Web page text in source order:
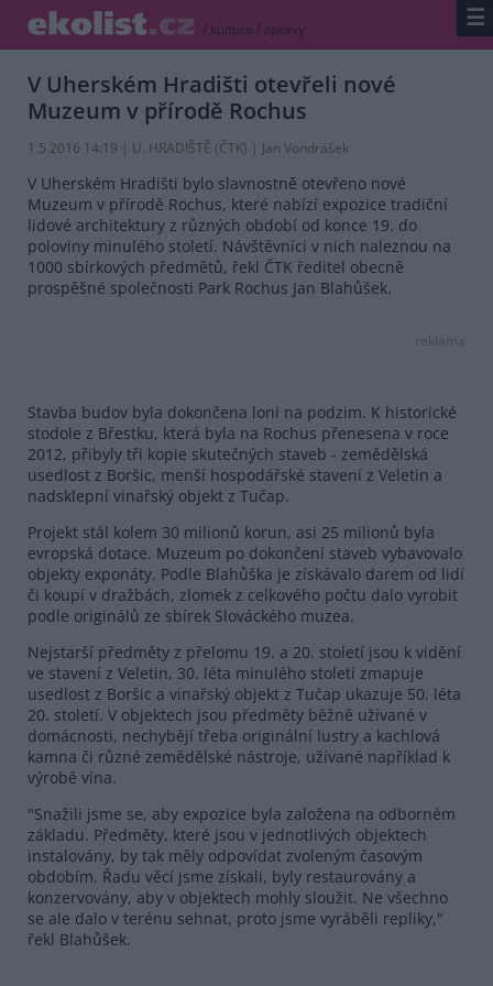
/ kultura / zprávy ☰
V Uherském Hradišti otevřeli nové
Muzeum v přírodě Rochus
1.5.2016 14:19 | U. HRADIŠTĚ (ČTK) | Jan Vondrášek
V Uherském Hradišti bylo slavnostně otevřeno nové
Muzeum v přírodě Rochus, které nabízí expozice tradiční
lidové architektury z různých období od konce 19. do
poloviny minulého století. Návštěvníci v nich naleznou na
1000 sbírkových předmětů, řekl ČTK ředitel obecně
prospěšné společnosti Park Rochus Jan Blahůšek.
reklama
Stavba budov byla dokončena loni na podzim. K historické
stodole z Břestku, která byla na Rochus přenesena v roce
2012, přibyly tři kopie skutečných staveb - zemědělská
usedlost z Boršic, menší hospodářské stavení z Veletin a
nadsklepní vinařský objekt z Tučap.
Projekt stál kolem 30 milionů korun, asi 25 milionů byla
evropská dotace. Muzeum po dokončení staveb vybavovalo
objekty exponáty. Podle Blahůška je získávalo darem od lidí
či koupí v dražbách, zlomek z celkového počtu dalo vyrobit
podle originálů ze sbírek Slováckého muzea.
Nejstarší předměty z přelomu 19. a 20. století jsou k vidění
ve stavení z Veletin, 30. léta minulého století zmapuje
usedlost z Boršic a vinařský objekt z Tučap ukazuje 50. léta
20. století. V objektech jsou předměty běžně užívané v
domácnosti, nechybějí třeba originální lustry a kachlová
kamna či různé zemědělské nástroje, užívané například k
výrobě vína.
"Snažili jsme se, aby expozice byla založena na odborném
základu. Předměty, které jsou v jednotlivých objektech
instalovány, by tak měly odpovídat zvoleným časovým
obdobím. Řadu věcí jsme získali, byly restaurovány a
konzervovány, aby v objektech mohly sloužit. Ne všechno
se ale dalo v terénu sehnat, proto jsme vyráběli repliky,"
řekl Blahůšek.